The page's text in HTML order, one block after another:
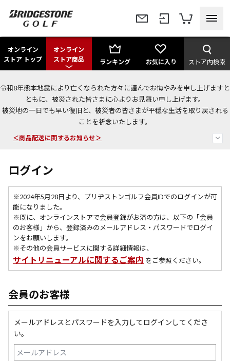
オンライン
ストア トップ
オンライン
ストア商品
ランキング お気に入り ストア内検索
令和8年熊本地震により亡くなられた方々に謹んでお悔やみを申し上げますと
ともに、被災された皆さまに心よりお見舞い申し上げます。
被災地の一日でも早い復旧と、被災者の皆さまが平穏な生活を取り戻される
ことを祈念いたします。
＜夏季休暇中のご注文・発送・お問い合わせ＞
今なら新規会員登録で1,000円OFFクーポンプレゼント！
＜商品配送に関するお知らせ＞
ログイン
※2024年5月28日より、ブリヂストンゴルフ会員IDでのログインが可
能になりました。
※既に、 オンラインストアで会員登録がお済の方は、以下の「会員
のお客様」から、登録済みのメールアドレス・パスワードでログイ
ンをお願いします。
※その他の会員サービスに関する詳細情報は、
サイトリニューアルに関するご案内 をご参照ください。
会員のお客様
メールアドレスとパスワードを入力してログインしてくださ
い。